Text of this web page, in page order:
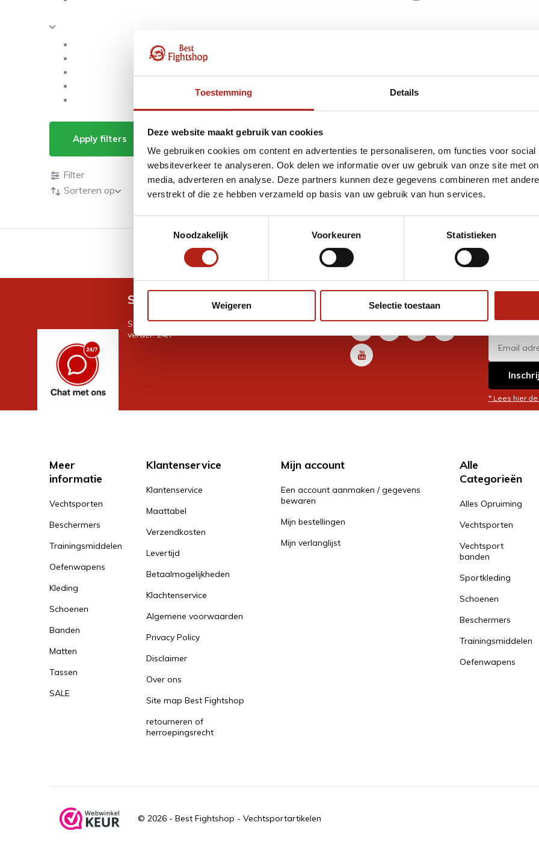
Toestemming Details
Deze website maakt gebruik van cookies
We gebruiken cookies om content en advertenties te personaliseren, om functies voor
websiteverkeer te analyseren. Ook delen we informatie over uw gebruik van onze site met
media, adverteren en analyse. Deze partners kunnen deze gegevens combineren met
verstrekt of die ze hebben verzameld op basis van uw gebruik van hun services.
Noodzakelijk
Voorkeuren Statistieken
Weigeren Selectie toestaan
Apply filters Producten getagd met 74X30Cm
Producten
Filter
Sorteren op
GRATIS verzending v.a €75 Eenvoudig ruilen of retour
Snel antwoord op je vraag?
Stel je vraag in de chat, en we helpen je graag
verder. 24/7
Volg ons
* Lees hier
Meer
informatie
Vechtsporten
Beschermers
Trainingsmiddelen
Oefenwapens
Kleding
Schoenen
Banden
Matten
Tassen
SALE
Klantenservice
Klantenservice
Maattabel
Verzendkosten
Levertijd
Betaalmogelijkheden
Klachtenservice
Algemene voorwaarden
Privacy Policy
Disclaimer
Over ons
Site map Best Fightshop
retourneren of
herroepingsrecht
Mijn account
Een account aanmaken / gegevens
bewaren
Mijn bestellingen
Mijn verlanglijst
Alle
Categorieën
Alles Opruiming
Vechtsporten
Vechtsport
banden
Sportkleding
Schoenen
Beschermers
Trainingsmiddelen
Oefenwapens
© 2026 - Best Fightshop - Vechtsportartikelen